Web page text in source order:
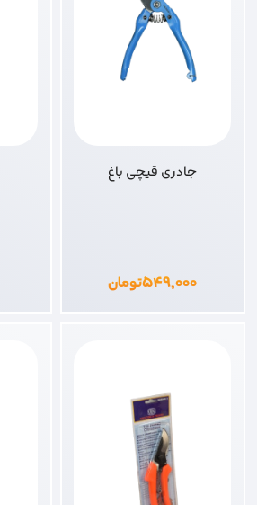
جادری قیچی باغ
۵۴۹,۰۰۰تومان